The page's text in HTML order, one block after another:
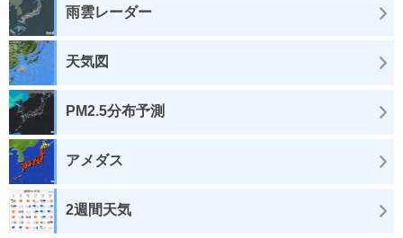
雨雲レーダー
天気図
PM2.5分布予測
アメダス
2週間天気